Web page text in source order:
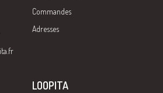
Commandes
Adresses
LOOPITA